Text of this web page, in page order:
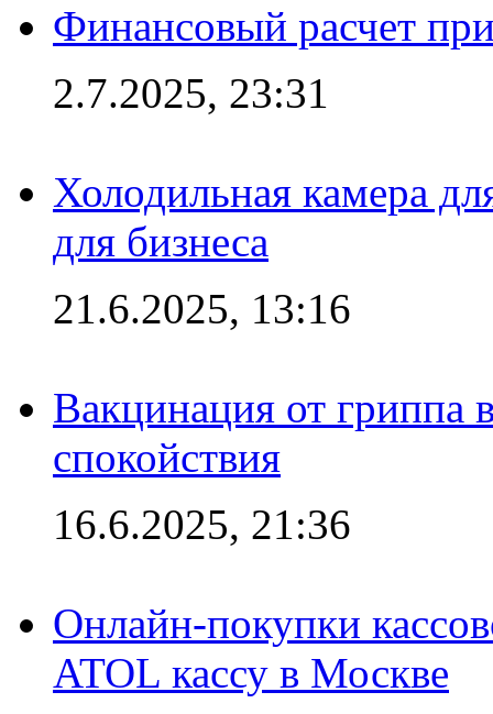
Финансовый расчет
2.7.2025, 23:31
Холодильная камера
для бизнеса
21.6.2025, 13:16
Вакцинация от гриппа
спокойствия
16.6.2025, 21:36
Онлайн-покупки
ATOL кассу в Москве